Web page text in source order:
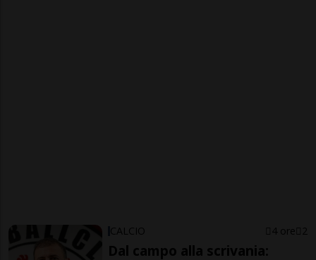
CALCIO 4 ore 2
Dal campo alla scrivania: